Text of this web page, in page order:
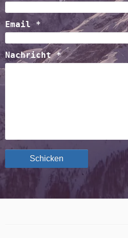
Email *
Nachricht *